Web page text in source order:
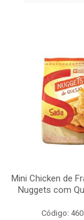
Mini Chicken de
Nuggets com
Código: